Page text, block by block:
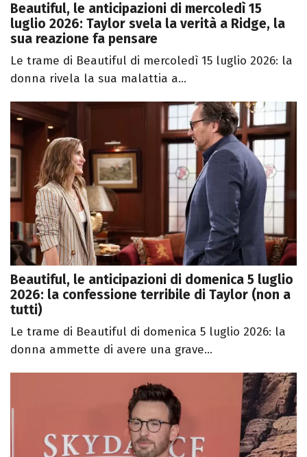
Beautiful, le anticipazioni di mercoledì 15
luglio 2026: Taylor svela la verità a Ridge, la
sua reazione fa pensare
Le trame di Beautiful di mercoledì 15 luglio 2026: la
donna rivela la sua malattia a...
Beautiful, le anticipazioni di domenica 5 luglio
2026: la confessione terribile di Taylor (non a
tutti)
Le trame di Beautiful di domenica 5 luglio 2026: la
donna ammette di avere una grave...